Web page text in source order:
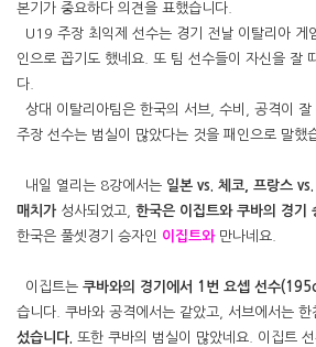
본기가 중요하다 의견을 표했습니다.
U19 주장 최익제 선수는 경기 전날 이탈리아 게
인으로 꼽기도 했네요. 또 팀 선수들이 자신을 잘
다.
상대 이탈리아팀은 한국의 서브, 수비, 공격이
주장 선수는 범실이 많았다는 것을 패인으로 말했
내일 열리는 8강에서는 일본 vs. 체코, 프랑스
매치가성사되었고, 한국은 이집트와 쿠바의 경기
한국은 풀셋경기 승자인 이집트와 만나네요.
이집트는 쿠바와의 경기에서 1번 요셉 선수
습니다. 쿠바와 공격에서는 같았고, 서브에서는 한
섰습니다. 또한 쿠바의 범실이 많았네요. 이집트